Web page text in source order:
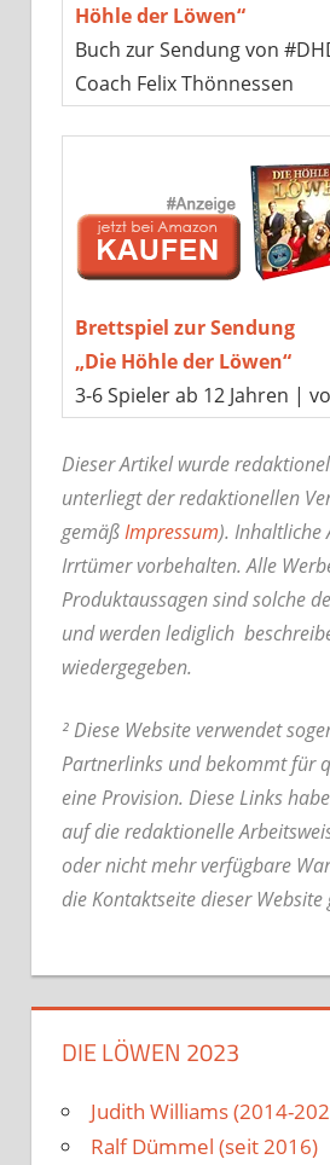
Höhle der Löwen“
Buch zur Sendung von
Coach Felix Thönnessen
Brettspiel zur Sendung
„Die Höhle der Löwen“
3-6 Spieler ab 12 Jahren |
Dieser Artikel wurde
unterliegt der redaktionellen
gemäßImpressum). Inhaltliche
Irrtümer vorbehalten. Alle
Produktaussagen sind solche
und werden lediglich
wiedergegeben.
² Diese Website verwendet
Partnerlinks und bekommt für
eine Provision. Diese Links
auf die redaktionelle
oder nicht mehr verfügbare
die Kontaktseite dieser Website
DIE LÖWEN 2023
Judith Williams (2014-
Ralf Dümmel (seit 2016)